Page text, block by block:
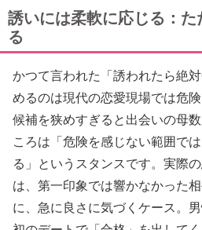
誘いには柔軟に応じる：
る
かつて言われた「誘われたら絶
めるのは現代の恋愛現場では危
候補を狭めすぎると出会いの母
ころは「危険を感じない範囲で
る」というスタンスです。実際
は、第一印象では響かなかった
に、急に良さに気づくケース。